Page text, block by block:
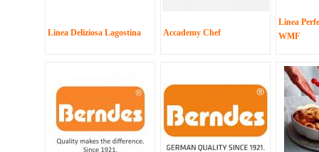
Linea Deliziosa Lagostina Accademy Chef
Linea
WMF